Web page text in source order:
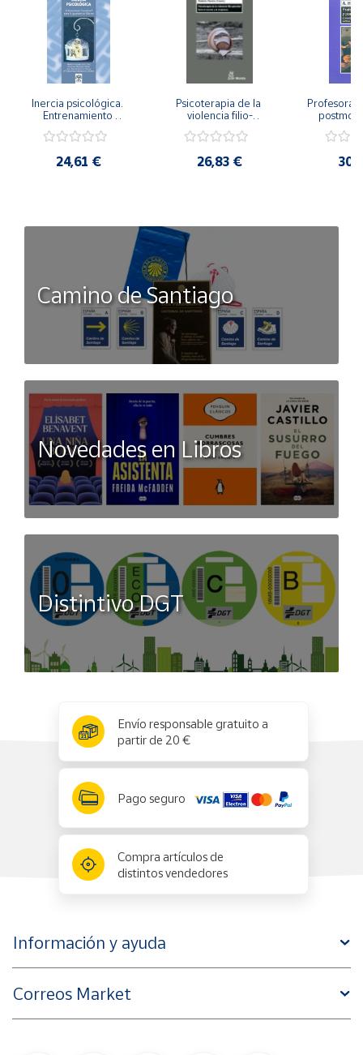
Inercia psicológica.
Entrenamiento
Igualdad de Género.
24,61 €
Psicoterapia de la
violencia filio-
secreto y la
26,83 €
Camino de Santiago
Novedades en Libros
Distintivo DGT
Envío responsable gratuito a
partir de 20 €
Pago seguro
Compra artículos de
distintos vendedores
Información y ayuda
Correos Market